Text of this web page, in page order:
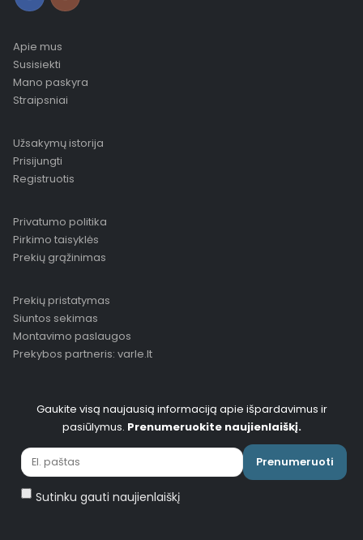
Apie mus
Susisiekti
Mano paskyra
Straipsniai
Užsakymų istorija
Prisijungti
Registruotis
Privatumo politika
Pirkimo taisyklės
Prekių grąžinimas
Prekių pristatymas
Siuntos sekimas
Montavimo paslaugos
Prekybos partneris: varle.lt
Gaukite visą naujausią informaciją apie išpardavimus ir
pasiūlymus. Prenumeruokite naujienlaiškį.
Prenumeruoti
Sutinku gauti naujienlaiškį